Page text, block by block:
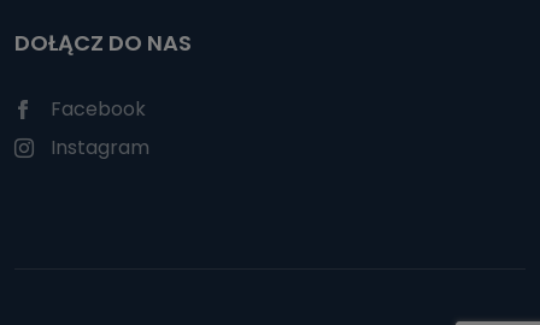
DOŁĄCZ DO NAS
Facebook
Instagram